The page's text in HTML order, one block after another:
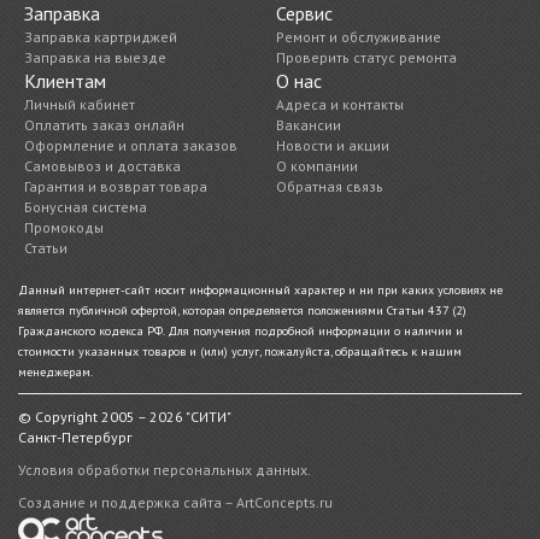
Заправка
Заправка картриджей
Заправка на выезде
Сервис
Ремонт и обслуживание
Проверить статус ремонта
Клиентам
Личный кабинет
Оплатить заказ онлайн
Оформление и оплата заказов
Самовывоз и доставка
Гарантия и возврат товара
Бонусная система
Промокоды
Статьи
О нас
Адреса и контакты
Вакансии
Новости и акции
О компании
Обратная связь
Данный интернет-сайт носит информационный характер и ни при каких условиях не
является публичной офертой, которая определяется положениями Статьи 437 (2)
Гражданского кодекса РФ. Для получения подробной информации о наличии и
стоимости указанных товаров и (или) услуг, пожалуйста, обращайтесь к нашим
менеджерам.
© Copyright 2005 – 2026 "СИТИ"
Санкт-Петербург
Условия обработки персональных данных.
Создание и поддержка сайта – ArtConcepts.ru